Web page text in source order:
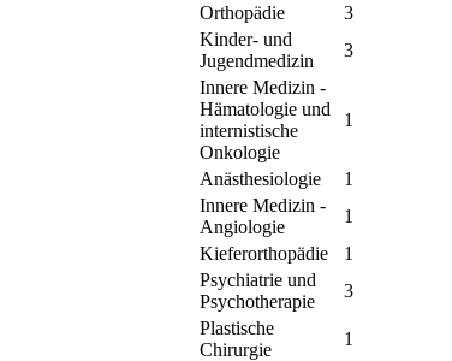
Orthopädie
3
Kinder- und
Jugendmedizin
3
Innere Medizin -
Hämatologie und
internistische
Onkologie
1
Anästhesiologie
1
Innere Medizin -
Angiologie
1
Kieferorthopädie
1
Psychiatrie und
Psychotherapie
3
Plastische
Chirurgie
1